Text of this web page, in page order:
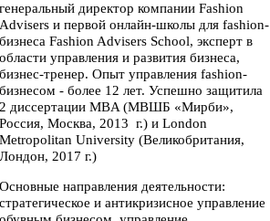
генеральный директор компании Fashion
Advisers и первой онлайн-школы для fashion-
бизнеса Fashion Advisers School, эксперт в
области управления и развития бизнеса,
бизнес-тренер. Опыт управления fashion-
бизнесом - более 12 лет. Успешно защитила
2 диссертации MBA (МВШБ «Мирби»,
Россия, Москва, 2013 г.) и London
Metropolitan University (Великобритания,
Лондон, 2017 г.)
Основные направления деятельности:
стратегическое и антикризисное управление